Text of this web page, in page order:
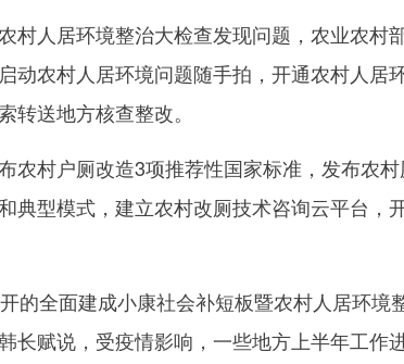
人居环境整治大检查发现问题，农业农村
动农村人居环境问题随手拍，开通农村人居
转送地方核查整改。
村户厕改造3项推荐性国家标准，发布农村
典型模式，建立农村改厕技术咨询云平台，
全面建成小康社会补短板暨农村人居环境
长赋说，受疫情影响，一些地方上半年工作